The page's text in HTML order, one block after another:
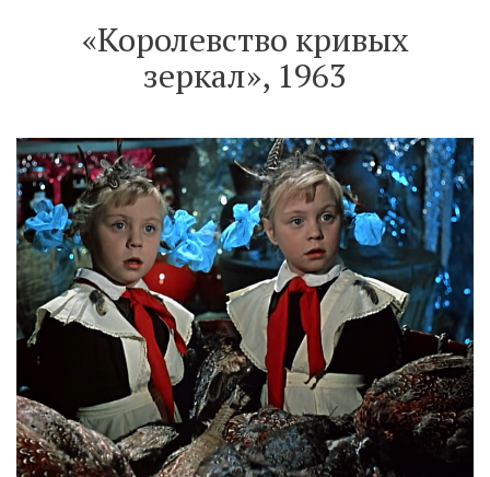
«Королевство кривых
зеркал», 1963